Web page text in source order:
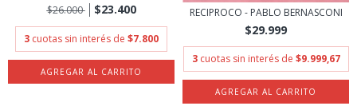
$26.000
$23.400
3 cuotas sin interés de $7.800
RECIPROCO - PABLO BERNASCONI
$29.999
3 cuotas sin interés de $9.999,67